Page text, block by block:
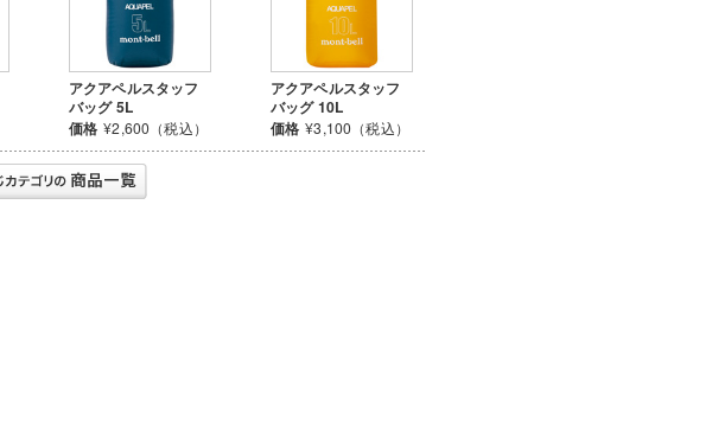
アクアペルスタッフ
バッグ 5L
価格 ¥2,600（税込）
アクアペルスタッフ
バッグ 10L
価格 ¥3,100（税込）